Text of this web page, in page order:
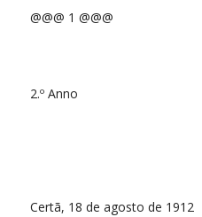
@@@ 1 @@@
2.º Anno
Certã, 18 de agosto de 1912